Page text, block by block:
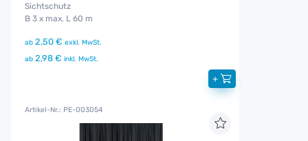
Sichtschutz
B 3 x max. L 60 m
ab 2,50 € exkl. MwSt.
ab 2,98 € inkl. MwSt.
+
Artikel-Nr.: PE-003054